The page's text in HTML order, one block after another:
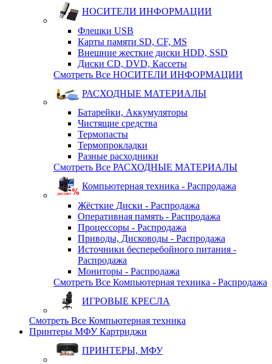
НОСИТЕЛИ ИНФОРМАЦИИ
Флешки USB
Карты памяти SD, CF, MS
Внешние жесткие диски HDD, SSD
Диски CD, DVD, Кассеты
Смотреть Все НОСИТЕЛИ ИНФОРМАЦИИ
РАСХОДНЫЕ МАТЕРИАЛЫ
Батарейки, Аккумуляторы
Чистящие средства
Термопасты
Термопрокладки
Разные расходники
Смотреть Все РАСХОДНЫЕ МАТЕРИАЛЫ
Компьютерная техника - Распродажа
Жёсткие Диски - Распродажа
Оперативная память - Распродажа
Процессоры - Распродажа
Приводы, Дисководы - Распродажа
Источники бесперебойного питания -
Распродажа
Мониторы - Распродажа
Смотреть Все Компьютерная техника - Распродажа
ИГРОВЫЕ КРЕСЛА
Смотреть Все Компьютерная техника
Принтеры МФУ Картриджи
ПРИНТЕРЫ, МФУ